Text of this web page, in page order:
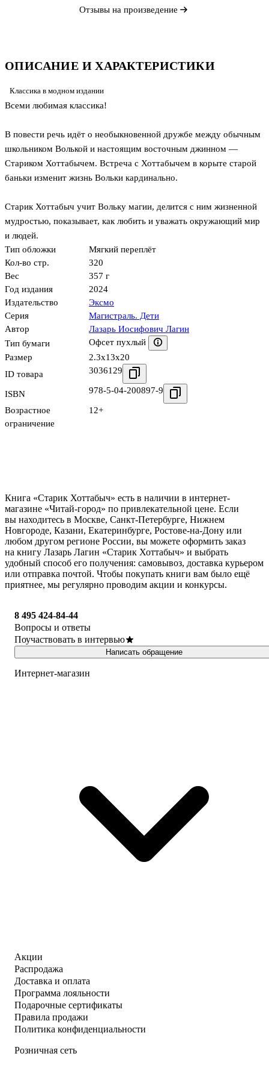
ОПИСАНИЕ И ХАРАКТЕРИСТИКИ
Классика в модном издании
Всеми любимая классика!
В повести речь идёт о необыкновенной дружбе между обычным
школьником Волькой и настоящим восточным джинном —
Стариком Хоттабычем. Встреча с Хоттабычем в корыте старой
баньки изменит жизнь Вольки кардинально.
Старик Хоттабыч учит Вольку магии, делится с ним жизненной
мудростью, показывает, как любить и уважать окружающий мир
и людей.
Тип обложки
Мягкий переплёт
Кол-во стр.
320
Вес
357 г
Год издания
2024
Издательство
Эксмо
Серия
Магистраль. Дети
Автор
Лазарь Иосифович Лагин
Тип бумаги
Офсет пухлый
Размер
2.3x13x20
ID товара
3036129
ISBN 978-5-04-200897-9
Возрастное
ограничение
12+
Отзывы на произведение
Книга «Старик Хоттабыч» есть в наличии в интернет-
магазине «Читай-город» по привлекательной цене. Если
вы находитесь в Москве, Санкт-Петербурге, Нижнем
Новгороде, Казани, Екатеринбурге, Ростове-на-Дону или
любом другом регионе России, вы можете оформить заказ
на книгу Лазарь Лагин «Старик Хоттабыч» и выбрать
удобный способ его получения: самовывоз, доставка курьером
или отправка почтой. Чтобы покупать книги вам было ещё
приятнее, мы регулярно проводим акции и конкурсы.
8 495 424-84-44
Вопросы и ответы
Поучаствовать в интервью
Написать обращение
Интернет-магазин
Акции
Распродажа
Доставка и оплата
Программа лояльности
Подарочные сертификаты
Правила продажи
Политика конфиденциальности
Розничная сеть